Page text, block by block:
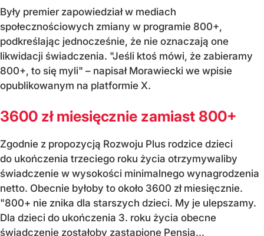
Były premier zapowiedział w mediach
społecznościowych zmiany w programie 800+,
podkreślając jednocześnie, że nie oznaczają one
likwidacji świadczenia. "Jeśli ktoś mówi, że zabieramy
800+, to się myli" – napisał Morawiecki we wpisie
opublikowanym na platformie X.
3600 zł miesięcznie zamiast 800+
Zgodnie z propozycją Rozwoju Plus rodzice dzieci
do ukończenia trzeciego roku życia otrzymywaliby
świadczenie w wysokości minimalnego wynagrodzenia
netto. Obecnie byłoby to około 3600 zł miesięcznie.
"800+ nie znika dla starszych dzieci. My je ulepszamy.
Dla dzieci do ukończenia 3. roku życia obecne
świadczenie zostałoby zastąpione Pensją...